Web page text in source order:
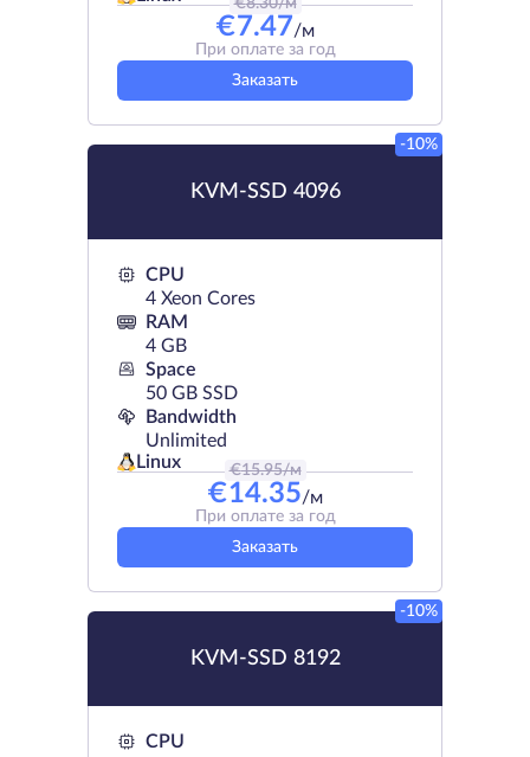
€8.30/м
€7.47/м
При оплате за год
Заказать
KVM-SSD 4096
-10%
CPU
4 Xeon Cores
RAM
4 GB
Space
50 GB SSD
Bandwidth
Unlimited
Linux
€15.95/м
€14.35/м
При оплате за год
Заказать
KVM-SSD 8192
-10%
CPU